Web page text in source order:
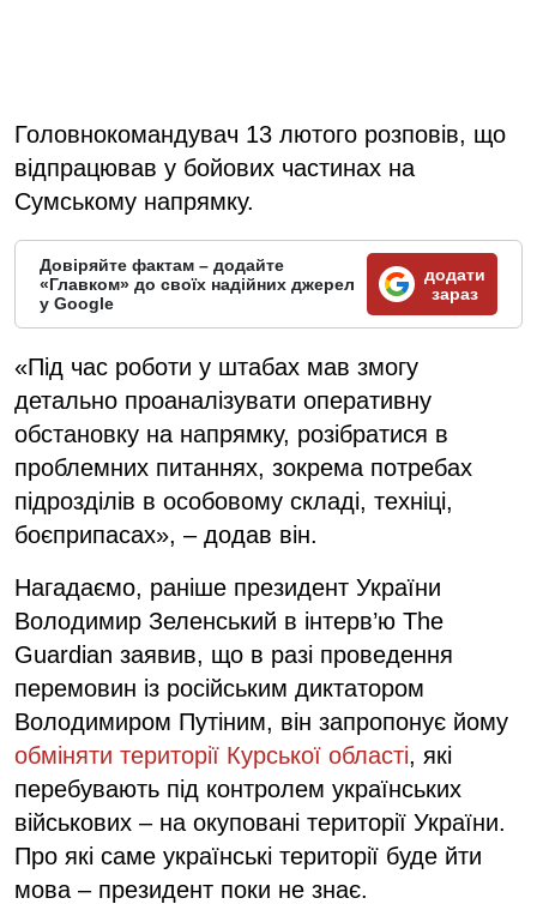
Головнокомандувач 13 лютого розповів, що
відпрацював у бойових частинах на
Сумському напрямку.
Довіряйте фактам – додайте
«Главком» до своїх надійних джерел
у Google
додати
зараз
«Під час роботи у штабах мав змогу
детально проаналізувати оперативну
обстановку на напрямку, розібратися в
проблемних питаннях, зокрема потребах
підрозділів в особовому складі, техніці,
боєприпасах», – додав він.
Нагадаємо, раніше президент України
Володимир Зеленський в інтерв’ю The
Guardian заявив, що в разі проведення
перемовин із російським диктатором
Володимиром Путіним, він запропонує йому
обміняти території Курської області, які
перебувають під контролем українських
військових – на окуповані території України.
Про які саме українські території буде йти
мова – президент поки не знає.